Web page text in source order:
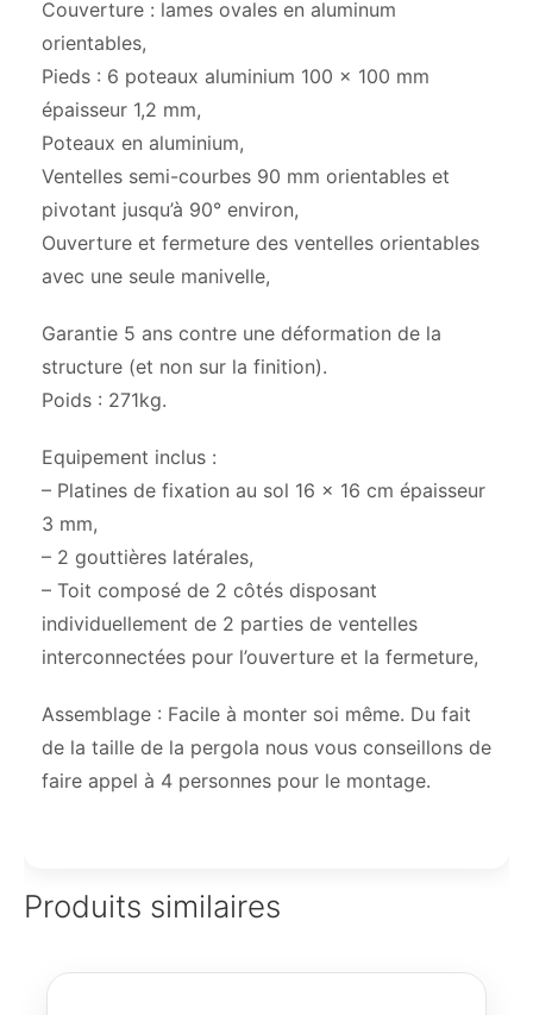
Couverture : lames ovales en aluminum
orientables,
Pieds : 6 poteaux aluminium 100 x 100 mm
épaisseur 1,2 mm,
Poteaux en aluminium,
Ventelles semi-courbes 90 mm orientables et
pivotant jusqu’à 90° environ,
Ouverture et fermeture des ventelles orientables
avec une seule manivelle,
Garantie 5 ans contre une déformation de la
structure (et non sur la finition).
Poids : 271kg.
Equipement inclus :
– Platines de fixation au sol 16 x 16 cm épaisseur
3 mm,
– 2 gouttières latérales,
– Toit composé de 2 côtés disposant
individuellement de 2 parties de ventelles
interconnectées pour l’ouverture et la fermeture,
Assemblage : Facile à monter soi même. Du fait
de la taille de la pergola nous vous conseillons de
faire appel à 4 personnes pour le montage.
Produits similaires